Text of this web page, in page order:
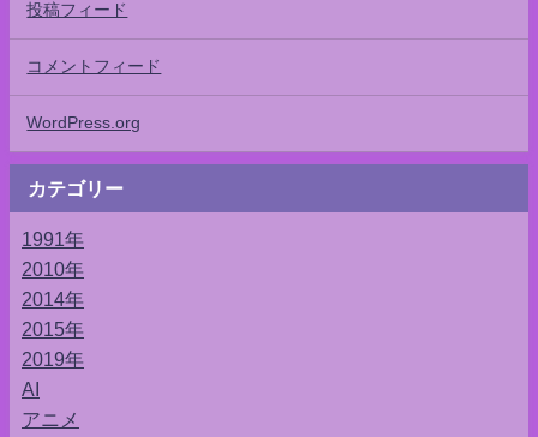
投稿フィード
コメントフィード
WordPress.org
カテゴリー
1991年
2010年
2014年
2015年
2019年
AI
アニメ